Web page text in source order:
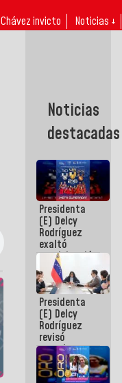
Chávez invicto Noticias ↓
Noticias
destacadas
Presidenta
(E) Delcy
Rodríguez
exaltó
participación
de
Venezuela
en Juegos
Centroamericanos
y del Caribe
2026
Presidenta
(E) Delcy
Rodríguez
revisó
agenda
económica y
ejecución de